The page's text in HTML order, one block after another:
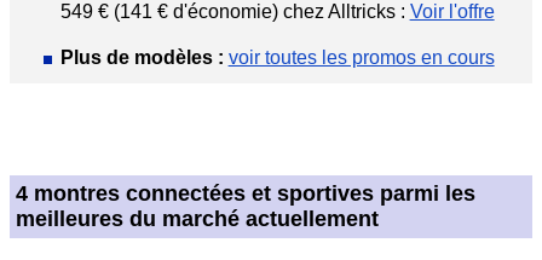
549 € (141 € d'économie) chez Alltricks : Voir l'offre
Plus de modèles : voir toutes les promos en cours
4 montres connectées et sportives parmi les
meilleures du marché actuellement